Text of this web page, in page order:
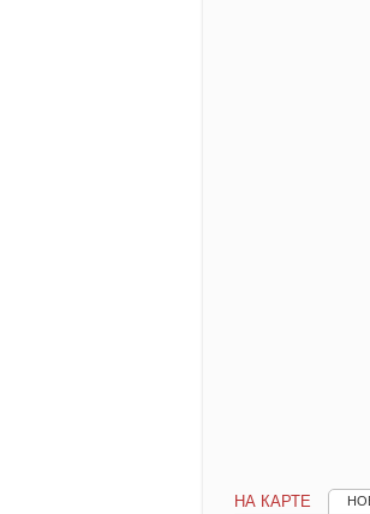
НА КАРТЕ